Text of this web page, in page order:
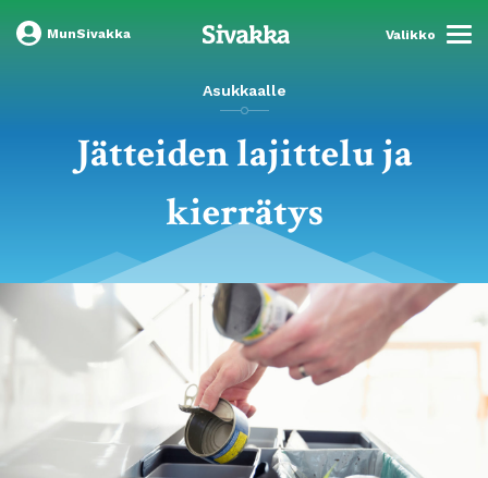
MunSivakka Valikko
Asukkaalle
Jätteiden lajittelu ja
kierrätys